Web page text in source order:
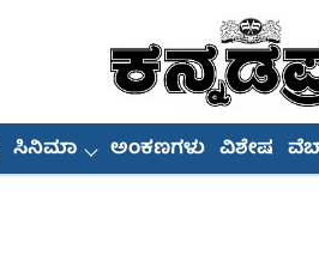
ಸಿನಿಮಾ ಅಂಕಣಗಳು ವಿಶೇಷ